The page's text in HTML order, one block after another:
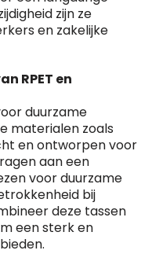
zijn ze
en zakelijke
RPET en
duurzame
materialen zoals
en ontworpen voor
aan een
voor duurzame
bij
deze tassen
een sterk en